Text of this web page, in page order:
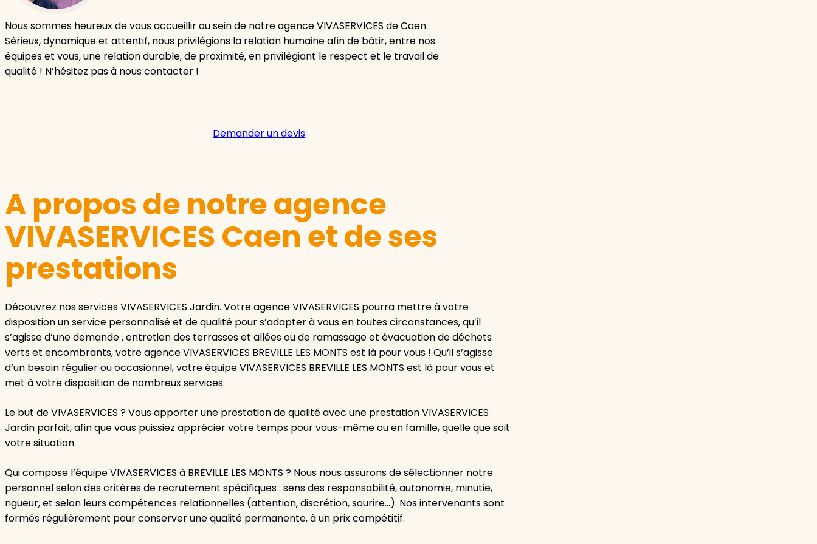
Nous sommes heureux de vous accueillir au sein de notre agence VIVASERVICES de Caen.
Sérieux, dynamique et attentif, nous privilégions la relation humaine afin de bâtir, entre nos
équipes et vous, une relation durable, de proximité, en privilégiant le respect et le travail de
qualité ! N’hésitez pas à nous contacter !
Demander un devis
A propos de notre agence
VIVASERVICES Caen et de ses
prestations
Découvrez nos services VIVASERVICES Jardin. Votre agence VIVASERVICES pourra mettre à votre
disposition un service personnalisé et de qualité pour s’adapter à vous en toutes circonstances, qu’il
s’agisse d’une demande , entretien des terrasses et allées ou de ramassage et évacuation de déchets
verts et encombrants, votre agence VIVASERVICES BREVILLE LES MONTS est là pour vous ! Qu’il s’agisse
d’un besoin régulier ou occasionnel, votre équipe VIVASERVICES BREVILLE LES MONTS est là pour vous et
met à votre disposition de nombreux services.
Le but de VIVASERVICES ? Vous apporter une prestation de qualité avec une prestation VIVASERVICES
Jardin parfait, afin que vous puissiez apprécier votre temps pour vous-même ou en famille, quelle que soit
votre situation.
Qui compose l’équipe VIVASERVICES à BREVILLE LES MONTS ? Nous nous assurons de sélectionner notre
personnel selon des critères de recrutement spécifiques : sens des responsabilité, autonomie, minutie,
rigueur, et selon leurs compétences relationnelles (attention, discrétion, sourire…). Nos intervenants sont
formés régulièrement pour conserver une qualité permanente, à un prix compétitif.